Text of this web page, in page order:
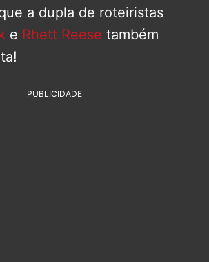
a dupla de roteiristas
e Rhett Reese também
PUBLICIDADE